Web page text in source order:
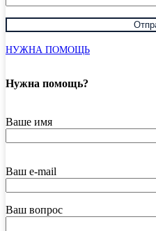
НУЖНА ПОМОЩЬ
Нужна помощь?
Ваше имя
Ваш e-mail
Ваш вопрос